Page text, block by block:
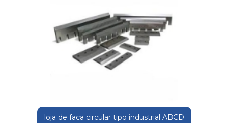
loja de faca circular tipo industrial ABCD